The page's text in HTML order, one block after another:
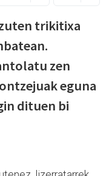
trikitixa
zen
eguna
dituen bi